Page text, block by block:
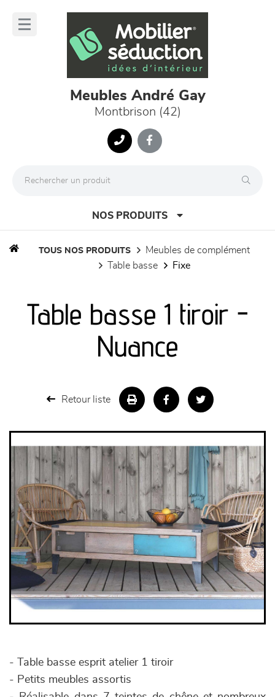
Meubles André Gay
Montbrison (42)
NOS PRODUITS
séjours
meubles de complément
décoration
TOUS NOS PRODUITS
meubles de complément
table basse
fixe
Table basse 1 tiroir -
Nuance
Retour liste
- Table basse esprit atelier 1 tiroir
- Petits meubles assortis